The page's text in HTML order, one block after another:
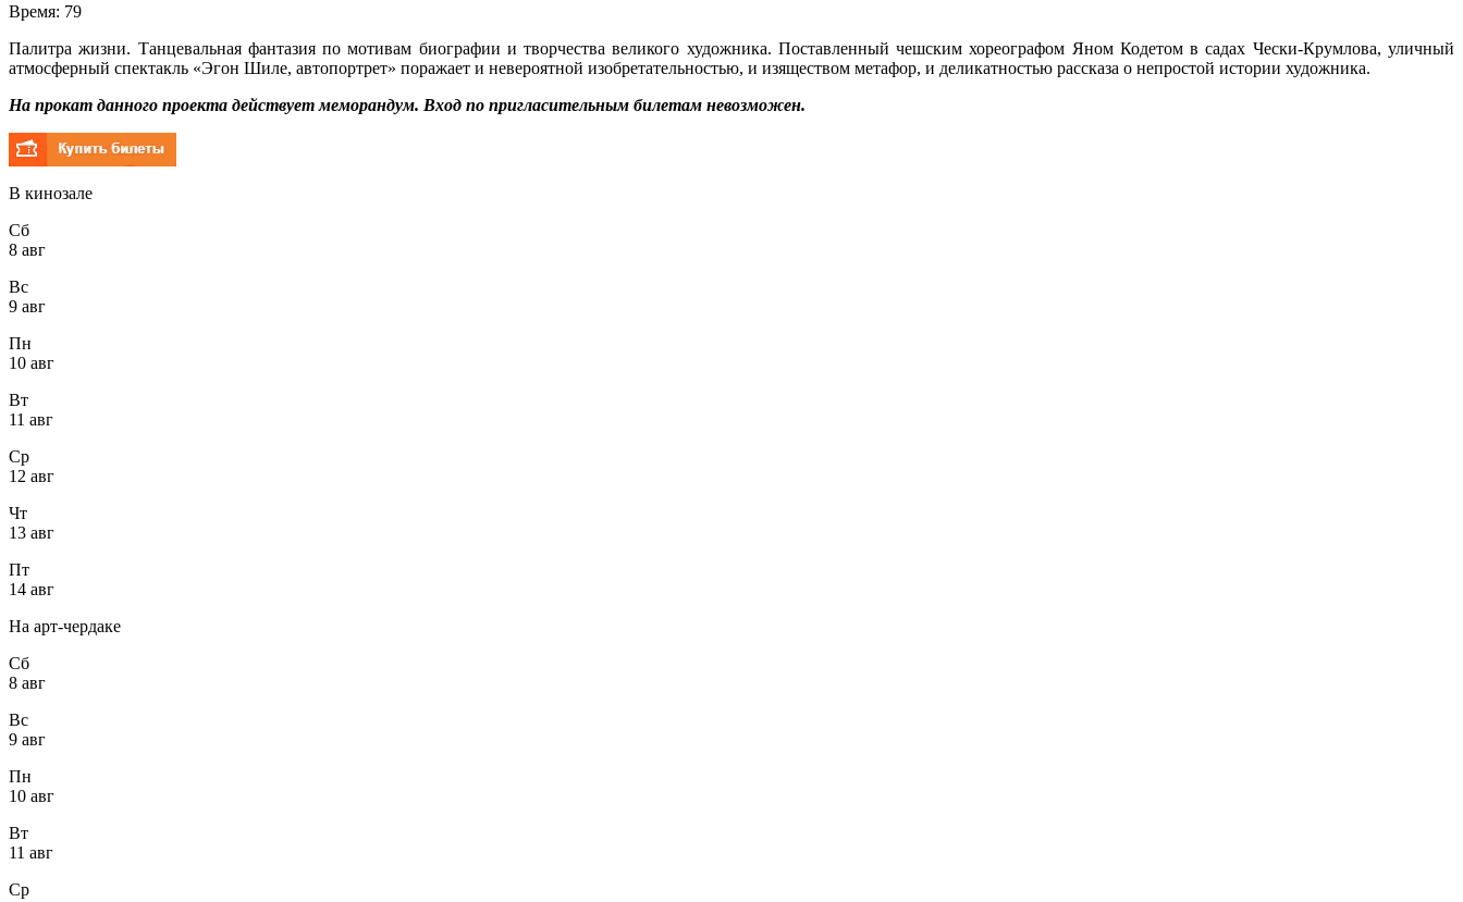
Время: 79
Палитра жизни. Танцевальная фантазия по мотивам биографии и творчества великого художника. Поставленный чешским хореографом Яном Кодетом в садах Чески-Крумлова, уличный
атмосферный спектакль «Эгон Шиле, автопортрет» поражает и невероятной изобретательностью, и изяществом метафор, и деликатностью рассказа о непростой истории художника.
На прокат данного проекта действует меморандум. Вход по пригласительным билетам невозможен.
В кинозале
Сб
8 авг
Вс
9 авг
Пн
10 авг
Вт
11 авг
Ср
12 авг
Чт
13 авг
Пт
14 авг
На арт-чердаке
Сб
8 авг
Вс
9 авг
Пн
10 авг
Вт
11 авг
Ср